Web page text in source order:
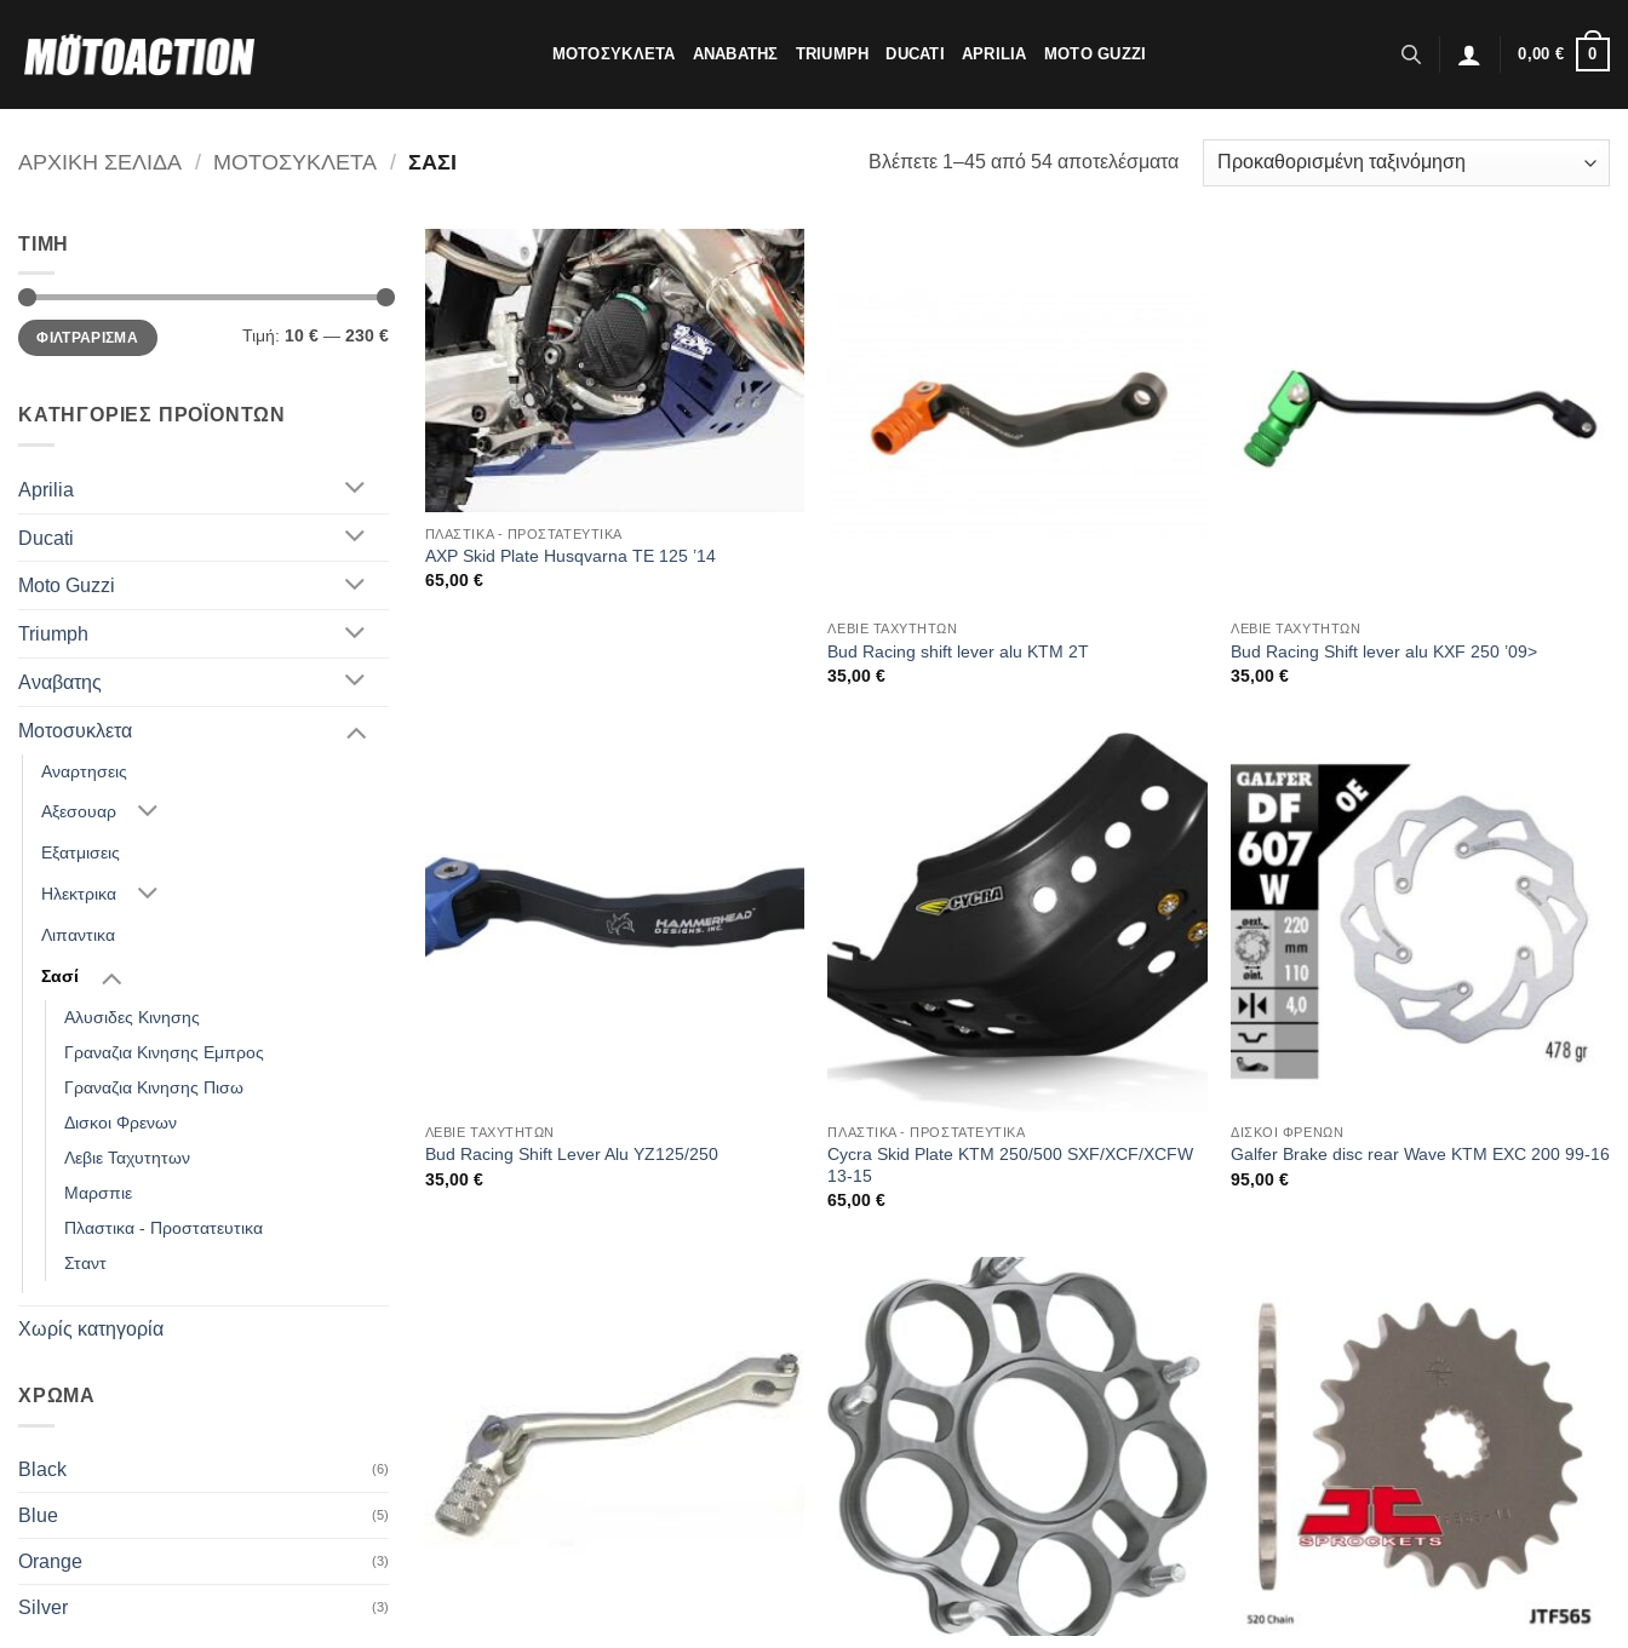
στο
περιεχόμενο
ΜΟΤΟΣΥΚΛΕΤΑ ΑΝΑΒΑΤΗΣ TRIUMPH DUCATI APRILIA MOTO GUZZI 0,00 € 0
ΑΡΧΙΚΗ ΣΕΛΙΔΑ / ΜΟΤΟΣΥΚΛΕΤΑ / ΣΑΣΙ Βλέπετε 1–45 από 54 αποτελέσματα
ΤΙΜΗ
Ελάχιστη
τιμή
Μέγιστη
τιμήΦΙΛΤΡΑΡΙΣΜΑ Τιμή: 10 € — 230 €
ΚΑΤΗΓΟΡΙΕΣ ΠΡΟΪΟΝΤΩΝ
Aprilia
Ducati
Moto Guzzi
Triumph
Αναβατης
Μοτοσυκλετα
Αναρτησεις
Αξεσουαρ
Εξατμισεις
Ηλεκτρικα
Λιπαντικα
Σασί
Αλυσιδες Κινησης
Γραναζια Κινησης Εμπρος
Γραναζια Κινησης Πισω
Δισκοι Φρενων
Λεβιε Ταχυτητων
Μαρσπιε
Πλαστικα - Προστατευτικα
Σταντ
Χωρίς κατηγορία
ΧΡΩΜΑ
Black (6)
Blue (5)
Orange (3)
Silver (3)
ΠΛΑΣΤΙΚΑ - ΠΡΟΣΤΑΤΕΥΤΙΚΑ
AXP Skid Plate Husqvarna TE 125 ’14
65,00 €
ΛΕΒΙΕ ΤΑΧΥΤΗΤΩΝ
Bud Racing shift lever alu KTM 2T
35,00€
ΛΕΒΙΕ ΤΑΧΥΤΗΤΩΝ
Bud Racing Shift lever alu KXF 250 ’09>
35,00€
ΛΕΒΙΕ ΤΑΧΥΤΗΤΩΝ
Bud Racing Shift Lever Alu YZ125/250
35,00 €
ΠΛΑΣΤΙΚΑ - ΠΡΟΣΤΑΤΕΥΤΙΚΑ
Cycra Skid Plate KTM 250/500 SXF/XCF/XCFW
13-15
65,00€
ΔΙΣΚΟΙ ΦΡΕΝΩΝ
Galfer Brake disc rear Wave KTM EXC 200 99-16
95,00€